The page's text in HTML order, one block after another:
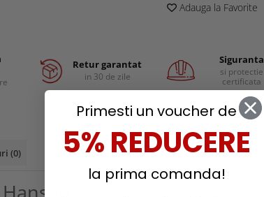
Adauga la Favorite
Retur garantat
in 30 de zile
Siguranta
si protectie
certificata
(0)
Primesti un voucher de
5% REDUCERE
la prima comanda!